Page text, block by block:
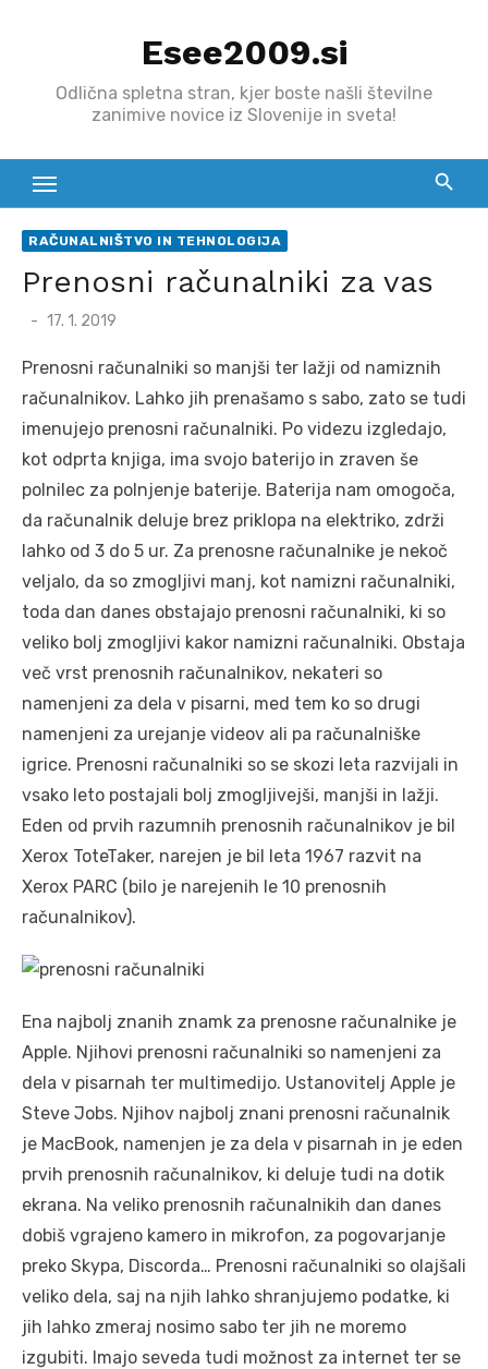
Esee2009.si
Odlična spletna stran, kjer boste našli številne
zanimive novice iz Slovenije in sveta!
RAČUNALNIŠTVO IN TEHNOLOGIJA
Prenosni računalniki za vas
Posted
17. 1. 2019
Prenosni računalniki so manjši ter lažji od namiznih
računalnikov. Lahko jih prenašamo s sabo, zato se tudi
imenujejo prenosni računalniki. Po videzu izgledajo,
kot odprta knjiga, ima svojo baterijo in zraven še
polnilec za polnjenje baterije. Baterija nam omogoča,
da računalnik deluje brez priklopa na elektriko, zdrži
lahko od 3 do 5 ur. Za prenosne računalnike je nekoč
veljalo, da so zmogljivi manj, kot namizni računalniki,
toda dan danes obstajajo prenosni računalniki, ki so
veliko bolj zmogljivi kakor namizni računalniki. Obstaja
več vrst prenosnih računalnikov, nekateri so
namenjeni za dela v pisarni, med tem ko so drugi
namenjeni za urejanje videov ali pa računalniške
igrice. Prenosni računalniki so se skozi leta razvijali in
vsako leto postajali bolj zmogljivejši, manjši in lažji.
Eden od prvih razumnih prenosnih računalnikov je bil
Xerox ToteTaker, narejen je bil leta 1967 razvit na
Xerox PARC (bilo je narejenih le 10 prenosnih
računalnikov).
Ena najbolj znanih znamk za prenosne računalnike je
Apple. Njihovi prenosni računalniki so namenjeni za
dela v pisarnah ter multimedijo. Ustanovitelj Apple je
Steve Jobs. Njihov najbolj znani prenosni računalnik
je MacBook, namenjen je za dela v pisarnah in je eden
prvih prenosnih računalnikov, ki deluje tudi na dotik
ekrana. Na veliko prenosnih računalnikih dan danes
dobiš vgrajeno kamero in mikrofon, za pogovarjanje
preko Skypa, Discorda… Prenosni računalniki so olajšali
veliko dela, saj na njih lahko shranjujemo podatke, ki
jih lahko zmeraj nosimo sabo ter jih ne moremo
izgubiti. Imajo seveda tudi možnost za internet ter se